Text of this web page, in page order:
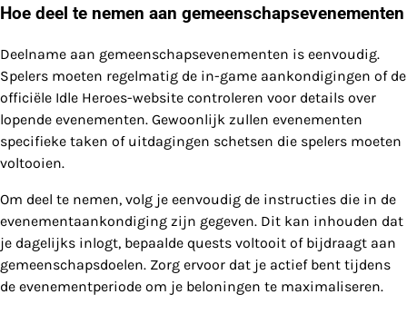
Hoe deel te nemen aan gemeenschapsevenementen
Deelname aan gemeenschapsevenementen is eenvoudig.
Spelers moeten regelmatig de in-game aankondigingen of de
officiële Idle Heroes-website controleren voor details over
lopende evenementen. Gewoonlijk zullen evenementen
specifieke taken of uitdagingen schetsen die spelers moeten
voltooien.
Om deel te nemen, volg je eenvoudig de instructies die in de
evenementaankondiging zijn gegeven. Dit kan inhouden dat
je dagelijks inlogt, bepaalde quests voltooit of bijdraagt aan
gemeenschapsdoelen. Zorg ervoor dat je actief bent tijdens
de evenementperiode om je beloningen te maximaliseren.